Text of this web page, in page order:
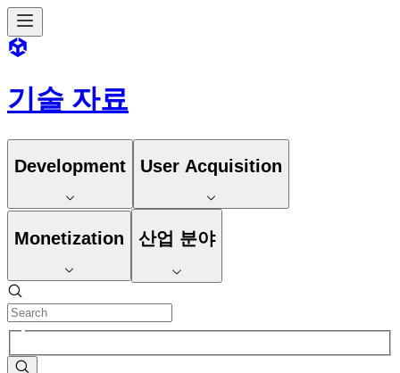
기술 자료
Development User Acquisition
Monetization 산업 분야